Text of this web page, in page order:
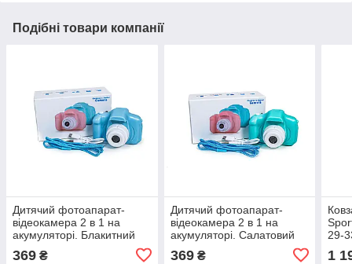
Подібні товари компанії
Дитячий фотоапарат-
відеокамера 2 в 1 на
акумуляторі. Блакитний
369 ₴
Дитячий фотоапарат-
відеокамера 2 в 1 на
акумуляторі. Салатовий
369₴
29-
1